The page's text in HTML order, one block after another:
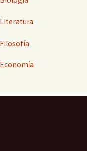
Literatura
Filosofía
Economía